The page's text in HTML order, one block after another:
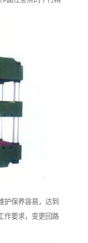
护保养容易，达到
作要求，变更回路